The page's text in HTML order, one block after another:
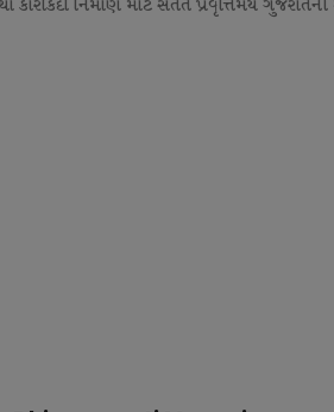
કારકિર્દી નિર્માણ માટે સતત પ્રવૃત્તિમય